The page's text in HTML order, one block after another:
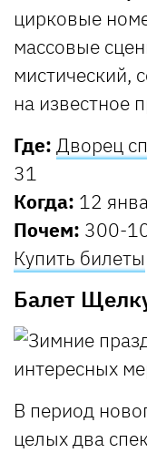
цирковые
массовые
мистический,
на известное
Где: Дворец
31
Когда: 12
Почем: 300-
Купить билеты
Балет
В период
целых два